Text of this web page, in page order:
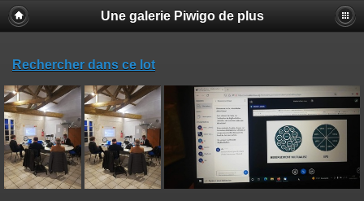
Une galerie Piwigo de plus
Rechercher dans ce lot